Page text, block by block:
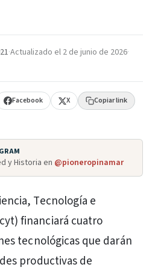
·Actualizado el 2 de junio de 2026·
Facebook X Copiar link
y Historia en @pioneropinamar
Tecnología e
financiará cuatro
tecnológicas que darán
productivas de